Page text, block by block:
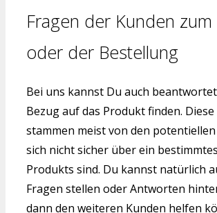
Fragen der Kunden zum
oder der Bestellung
Bei uns kannst Du auch
Bezug auf das Produkt finden. Diese
stammen meist von den
sich nicht sicher über ein
Produkts sind. Du kannst natürlich
Fragen stellen oder Antworten
dann den weiteren Kunden helfen